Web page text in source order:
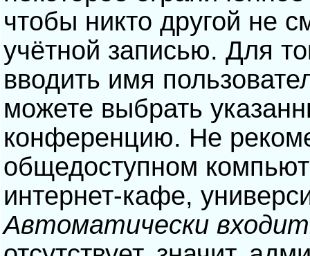
чтобы никто другой не
учётной записью. Для
вводить имя
можете выбрать
конференцию. Не
общедоступном
интернет-кафе,
Автоматически